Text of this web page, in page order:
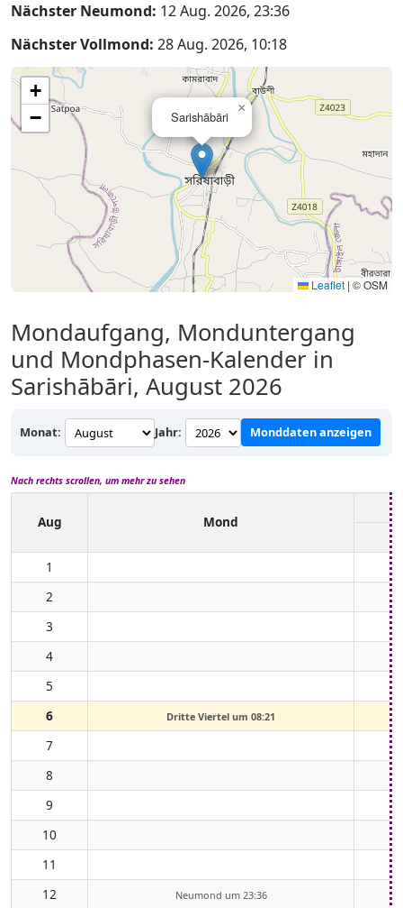
Nächster Neumond: 12 Aug. 2026, 23:36
Nächster Vollmond: 28 Aug. 2026, 10:18
Sarishābāri
×
+
−
Leaflet | © OSM
Mondaufgang, Monduntergang
und Mondphasen-Kalender in
Sarishābāri, August 2026
Monat: Jahr: Monddaten anzeigen
Nach rechts scrollen, um mehr zu sehen
Aug Mond
1
2
3
4
5
6
Dritte Viertel um 08:21
7
8
9
10
11
12
Neumond um 23:36